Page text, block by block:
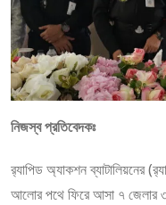
নিজস্ব প্রতিবেদকঃ
র‌্যাপিড অ্যাকশন ব্যাটালিয়নের
আলোর পথে ফিরে আসা ৭ জেলার